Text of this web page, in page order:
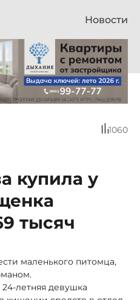
Новости
1060
купила у
тысяч
маленького питомца,
летняя девушка